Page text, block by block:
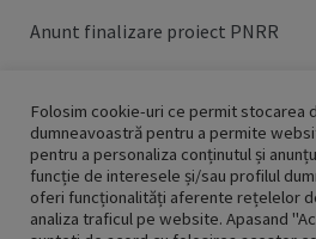
Anunt finalizare proiect PNRR
Campania de vaccinare contra
Folosim cookie-uri ce permit stocarea
dumneavoastră pentru a permite
pentru a personaliza conținutul și
funcție de interesele și/sau profilul
oferi funcționalități aferente rețelelor
analiza traficul pe website. Apasand